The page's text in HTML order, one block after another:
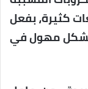
كثيرة، بفعل
بشكل مهول في